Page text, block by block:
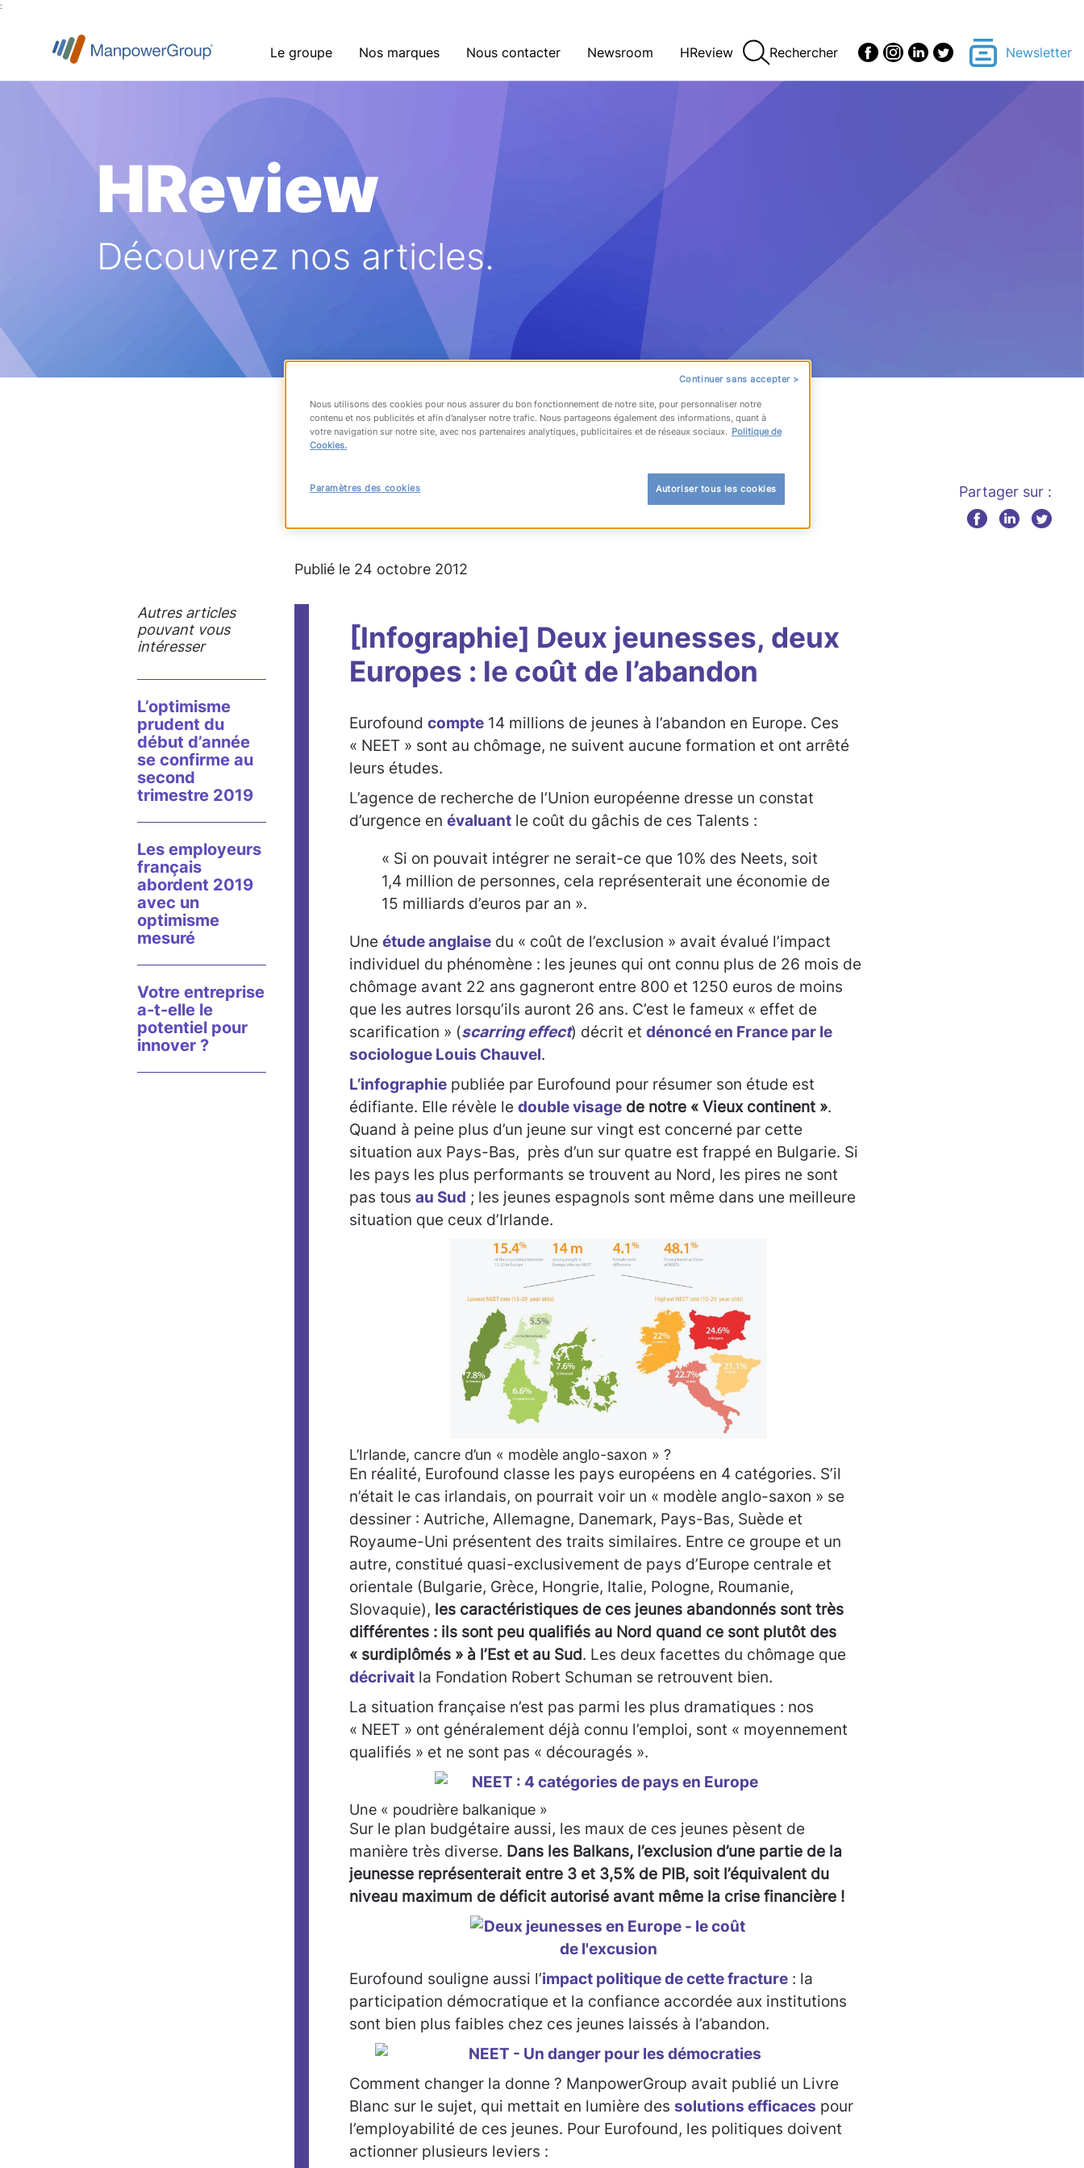
:
Le groupe Nos marques Nous contacter Newsroom HReview Rechercher Newsletter
HReview
Découvrez nos articles.
RETOUR À LA LISTE
Partager sur :
Publié le 24 octobre 2012
Autres articles
pouvant vous
intéresser
L’optimisme
prudent du
début d’année
se confirme au
second
trimestre 2019
Les employeurs
français
abordent 2019
avec un
optimisme
mesuré
Votre entreprise
a-t-elle le
potentiel pour
innover ?
[Infographie] Deux jeunesses, deux
Europes : le coût de l’abandon
Eurofound compte 14 millions de jeunes à l’abandon en Europe. Ces
« NEET » sont au chômage, ne suivent aucune formation et ont arrêté
leurs études.
L’agence de recherche de l’Union européenne dresse un constat
d’urgence en évaluant le coût du gâchis de ces Talents :
« Si on pouvait intégrer ne serait-ce que 10% des Neets, soit
1,4 million de personnes, cela représenterait une économie de
15 milliards d’euros par an ».
Une étude anglaise du « coût de l’exclusion » avait évalué l’impact
individuel du phénomène : les jeunes qui ont connu plus de 26 mois de
chômage avant 22 ans gagneront entre 800 et 1250 euros de moins
que les autres lorsqu’ils auront 26 ans. C’est le fameux « effet de
scarification » (scarring effect) décrit et dénoncé en France par le
sociologue Louis Chauvel.
L’infographie publiée par Eurofound pour résumer son étude est
édifiante. Elle révèle le double visage de notre « Vieux continent ».
Quand à peine plus d’un jeune sur vingt est concerné par cette
situation aux Pays-Bas, près d’un sur quatre est frappé en Bulgarie. Si
les pays les plus performants se trouvent au Nord, les pires ne sont
pas tous au Sud ; les jeunes espagnols sont même dans une meilleure
situation que ceux d’Irlande.
L’Irlande, cancre d’un « modèle anglo-saxon » ?
En réalité, Eurofound classe les pays européens en 4 catégories. S’il
n’était le cas irlandais, on pourrait voir un « modèle anglo-saxon » se
dessiner : Autriche, Allemagne, Danemark, Pays-Bas, Suède et
Royaume-Uni présentent des traits similaires. Entre ce groupe et un
autre, constitué quasi-exclusivement de pays d’Europe centrale et
orientale (Bulgarie, Grèce, Hongrie, Italie, Pologne, Roumanie,
Slovaquie), les caractéristiques de ces jeunes abandonnés sont très
différentes : ils sont peu qualifiés au Nord quand ce sont plutôt des
« surdiplômés » à l’Est et au Sud. Les deux facettes du chômage que
décrivait la Fondation Robert Schuman se retrouvent bien.
La situation française n’est pas parmi les plus dramatiques : nos
« NEET » ont généralement déjà connu l’emploi, sont « moyennement
qualifiés » et ne sont pas « découragés ».
Une « poudrière balkanique »
Sur le plan budgétaire aussi, les maux de ces jeunes pèsent de
manière très diverse. Dans les Balkans, l’exclusion d’une partie de la
jeunesse représenterait entre 3 et 3,5% de PIB, soit l’équivalent du
niveau maximum de déficit autorisé avant même la crise financière !
Eurofound souligne aussi l’impact politique de cette fracture : la
participation démocratique et la confiance accordée aux institutions
sont bien plus faibles chez ces jeunes laissés à l’abandon.
Comment changer la donne ? ManpowerGroup avait publié un Livre
Blanc sur le sujet, qui mettait en lumière des solutions efficaces pour
l’employabilité de ces jeunes. Pour Eurofound, les politiques doivent
actionner plusieurs leviers :
Continuer sans accepter >
Nous utilisons des cookies pour nous assurer du bon fonctionnement de notre site, pour personnaliser notre
contenu et nos publicités et afin d’analyser notre trafic. Nous partageons également des informations, quant à
votre navigation sur notre site, avec nos partenaires analytiques, publicitaires et de réseaux sociaux. Politique de
Cookies.
Autoriser tous les cookies
Paramètres des cookies